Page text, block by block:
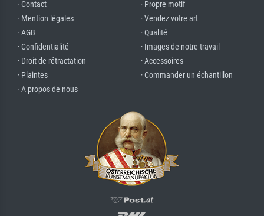
· Contact
· Mention légales
· AGB
· Confidentialité
· Droit de rétractation
· Plaintes
· A propos de nous
· Propre motif
· Vendez votre art
· Qualité
· Images de notre travail
· Accessoires
· Commander un échantillon